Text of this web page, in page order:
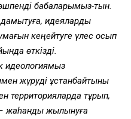
бабаларымыз-тын.
идеяларды
кеңейтуге үлес қосып
өткізді.
идеологиямыз
жүруді ұстанбайтыны
территорияларда тұрып,
жаһандық жылынуға